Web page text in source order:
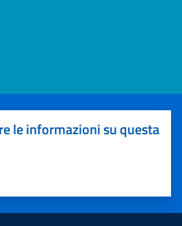
le informazioni su questa
stelle su 5
su 5
5